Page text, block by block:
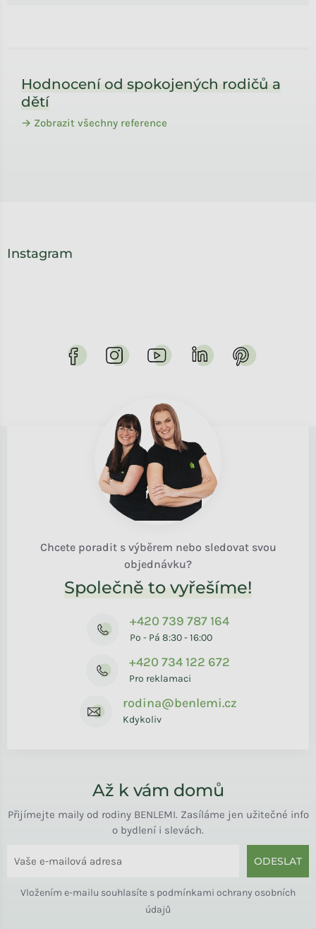
Hodnocení od spokojených rodičů a
dětí
→ Zobrazit všechny reference
Instagram
Chcete poradit s výběrem nebo sledovat svou
objednávku?
Společně to vyřešíme!
+420 739 787 164
Po - Pá 8:30 - 16:00
+420 734 122 672
Pro reklamaci
rodina@benlemi.cz
Kdykoliv
Až k vám domů
Přijímejte maily od rodiny BENLEMI. Zasíláme jen užitečné info
o bydlení i slevách.
ODESLAT
Vložením e-mailu souhlasíte s podmínkami ochrany osobních
údajů